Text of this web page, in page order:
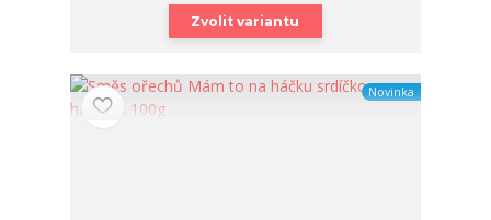
Zvolit variantu
Novinka